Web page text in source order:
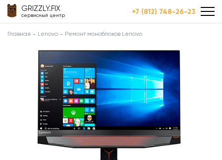
GRIZZLY.FIX
сервисный центр +7 (812) 748-26-23
Главная Lenovo Ремонт моноблоков Lenovo